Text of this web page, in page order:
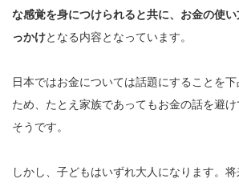
な感覚を身につけられると共に、お金の使
っかけとなる内容となっています。
日本ではお金については話題にすることを
ため、たとえ家族であってもお金の話を避
そうです。
しかし、子どもはいずれ大人になります。将